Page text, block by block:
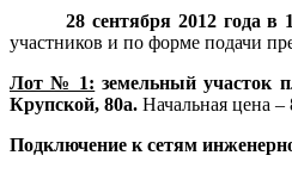
28 сентября 2012 года в
участников и по форме подачи
Лот № 1: земельный участок
Крупской, 80а. Начальная цена –
Подключение к сетям